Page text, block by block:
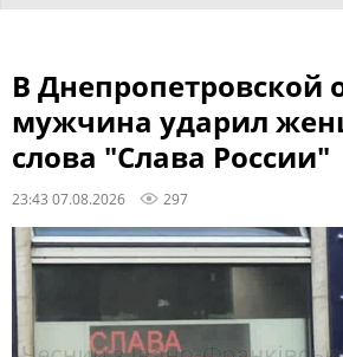
В Днепропетровской
мужчина ударил
слова "Слава России"
23:43 07.08.2026 297